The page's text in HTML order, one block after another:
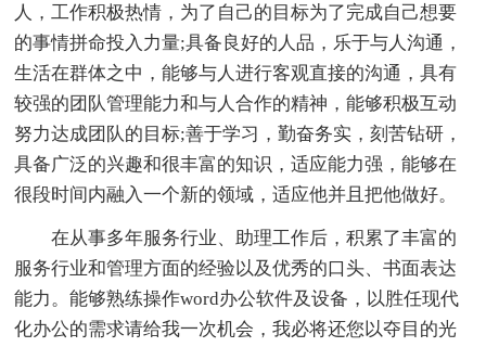
人，工作积极热情，为了自己的目标为了完成自己想要
的事情拼命投入力量;具备良好的人品，乐于与人沟通，
生活在群体之中，能够与人进行客观直接的沟通，具有
较强的团队管理能力和与人合作的精神，能够积极互动
努力达成团队的目标;善于学习，勤奋务实，刻苦钻研，
具备广泛的兴趣和很丰富的知识，适应能力强，能够在
很段时间内融入一个新的领域，适应他并且把他做好。
在从事多年服务行业、助理工作后，积累了丰富的
服务行业和管理方面的经验以及优秀的口头、书面表达
能力。能够熟练操作word办公软件及设备，以胜任现代
化办公的需求请给我一次机会，我必将还您以夺目的光